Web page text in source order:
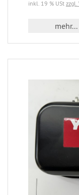
inkl. 19 % USt zzgl.
mehr...